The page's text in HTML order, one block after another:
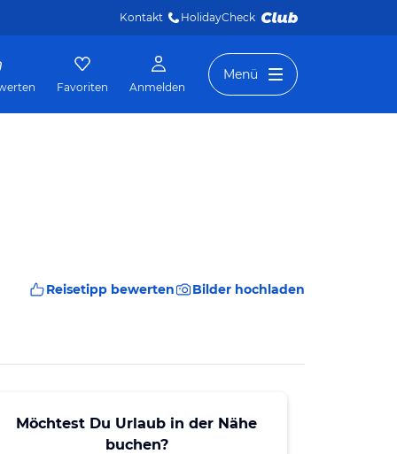
Kontakt HolidayCheck
Favoriten Anmelden
Menü
Reisetipp bewerten Bilder hochladen
Möchtest Du Urlaub in der Nähe
buchen?